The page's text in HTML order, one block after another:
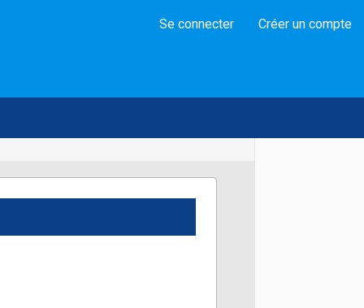
Se connecter Créer un compte